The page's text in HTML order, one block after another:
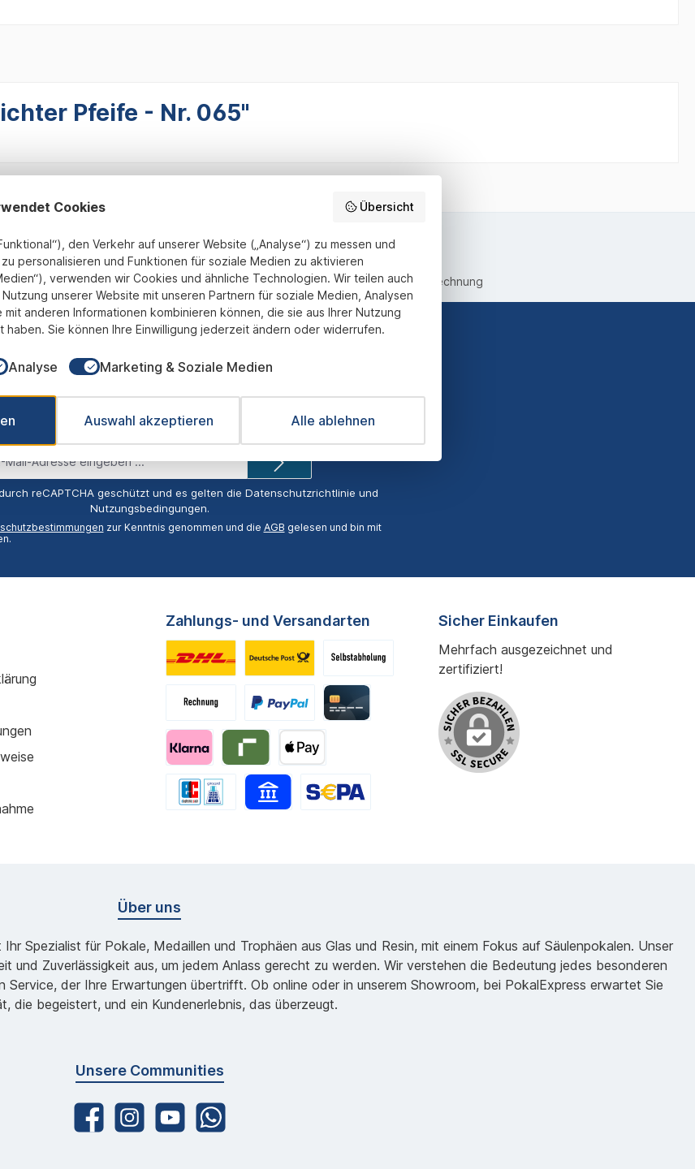
Pfeife - Nr. 065"
Fertig montiert transparente Preisgestaltung Bequemer Kauf auf Rechnung
den Ersten sein, über neue Produkte und Angebote informiert
werden.
Mail-
Adresse*
reCAPTCHA geschützt und es gelten die Datenschutzrichtlinie und
Nutzungsbedingungen.
zur Kenntnis genommen und die AGB gelesen und bin mit
Zahlungs- und Versandarten Sicher Einkaufen
Mehrfach ausgezeichnet und
zertifiziert!
Über uns
Spezialist für Pokale, Medaillen und Trophäen aus Glas und Resin, mit einem Fokus auf Säulenpokalen. Unser
und Zuverlässigkeit aus, um jedem Anlass gerecht zu werden. Wir verstehen die Bedeutung jedes besonderen
der Ihre Erwartungen übertrifft. Ob online oder in unserem Showroom, bei PokalExpress erwartet Sie
die begeistert, und ein Kundenerlebnis, das überzeugt.
Unsere Communities
Cookies Übersicht
den Verkehr auf unserer Website („Analyse“) zu messen und
personalisieren und Funktionen für soziale Medien zu aktivieren
verwenden wir Cookies und ähnliche Technologien. Wir teilen auch
unserer Website mit unseren Partnern für soziale Medien, Analysen
anderen Informationen kombinieren können, die sie aus Ihrer Nutzung
haben. Sie können Ihre Einwilligung jederzeit ändern oder widerrufen.
Analyse Marketing & Soziale Medien
Alle ablehnen
Auswahl akzeptieren